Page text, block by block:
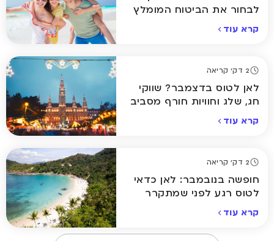
לבחור את הביטוח המומלץ
קרא עוד
2 דק' קריאה
לאן לטוס בדצמבר? שווקי
חג, שלג וחוויות חורף מסביב
קרא עוד
2 דק' קריאה
חופשה בנובמבר: לאן כדאי
לטוס רגע לפני שמתקרר
קרא עוד